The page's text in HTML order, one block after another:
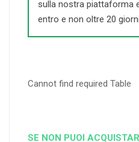
sulla nostra piattaforma
entro e non oltre 20
Cannot find required Table
SE NON PUOI